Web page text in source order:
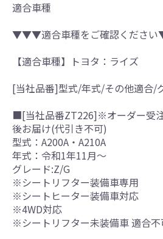
適合車種
▼▼▼適合車種をご確認くださ
【適合車種】トヨタ：ライズ
[当社品番]型式/年式/その他適合/
■[当社品番ZT226]※オーダー受
後お届け(代引き不可)
型式：A200A・A210A
年式：令和1年11月～
グレード:Z/G
※シートリフター装備車専用
※シートヒーター装備車対応
※4WD対応
※シートリフター未装備車 適合不